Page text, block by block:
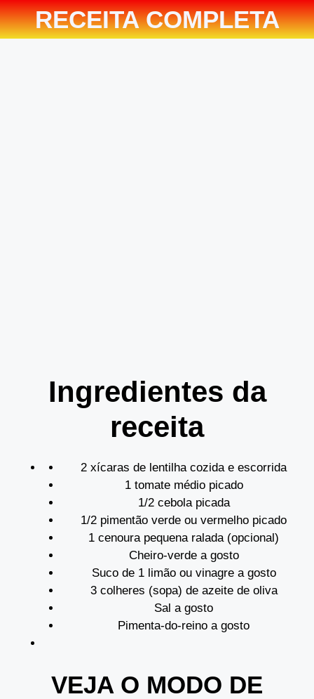
RECEITA COMPLETA
Ingredientes da
receita
2 xícaras de lentilha cozida e escorrida
1 tomate médio picado
1/2 cebola picada
1/2 pimentão verde ou vermelho picado
1 cenoura pequena ralada (opcional)
Cheiro-verde a gosto
Suco de 1 limão ou vinagre a gosto
3 colheres (sopa) de azeite de oliva
Sal a gosto
Pimenta-do-reino a gosto
VEJA O MODO DE